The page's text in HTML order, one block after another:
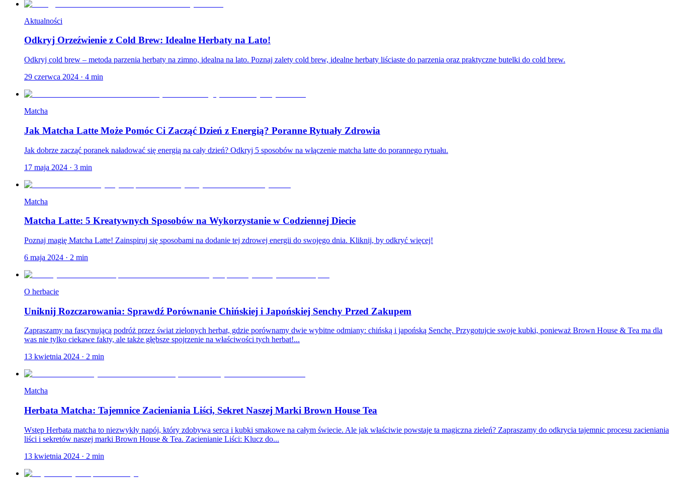
Aktualności
Odkryj Orzeźwienie z Cold Brew: Idealne Herbaty na Lato!
Odkryj cold brew – metoda parzenia herbaty na zimno, idealna na lato. Poznaj zalety cold brew, idealne herbaty liściaste do parzenia oraz praktyczne butelki do cold brew.
29 czerwca 2024 · 4 min
Matcha
Jak Matcha Latte Może Pomóc Ci Zacząć Dzień z Energią? Poranne Rytuały Zdrowia
Jak dobrze zacząć poranek naładować się energią na cały dzień? Odkryj 5 sposobów na włączenie matcha latte do porannego rytuału.
17 maja 2024 · 3 min
Matcha
Matcha Latte: 5 Kreatywnych Sposobów na Wykorzystanie w Codziennej Diecie
Poznaj magię Matcha Latte! Zainspiruj się sposobami na dodanie tej zdrowej energii do swojego dnia. Kliknij, by odkryć więcej!
6 maja 2024 · 2 min
O herbacie
Uniknij Rozczarowania: Sprawdź Porównanie Chińskiej i Japońskiej Senchy Przed Zakupem
Zapraszamy na fascynującą podróż przez świat zielonych herbat, gdzie porównamy dwie wybitne odmiany: chińską i japońską Senchę. Przygotujcie swoje kubki, ponieważ Brown House & Tea ma dla
was nie tylko ciekawe fakty, ale także głębsze spojrzenie na właściwości tych herbat!...
13 kwietnia 2024 · 2 min
Matcha
Herbata Matcha: Tajemnice Zacieniania Liści, Sekret Naszej Marki Brown House Tea
Wstęp Herbata matcha to niezwykły napój, który zdobywa serca i kubki smakowe na całym świecie. Ale jak właściwie powstaje ta magiczna zieleń? Zapraszamy do odkrycia tajemnic procesu zacieniania
liści i sekretów naszej marki Brown House & Tea. Zacienianie Liści: Klucz do...
13 kwietnia 2024 · 2 min